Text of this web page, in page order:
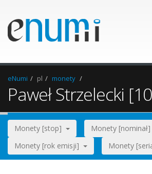
eNumi pl monety
Paweł Strzelecki
Monety [stop]
Monety [nominał]
Monety [rok emisji]
Monety